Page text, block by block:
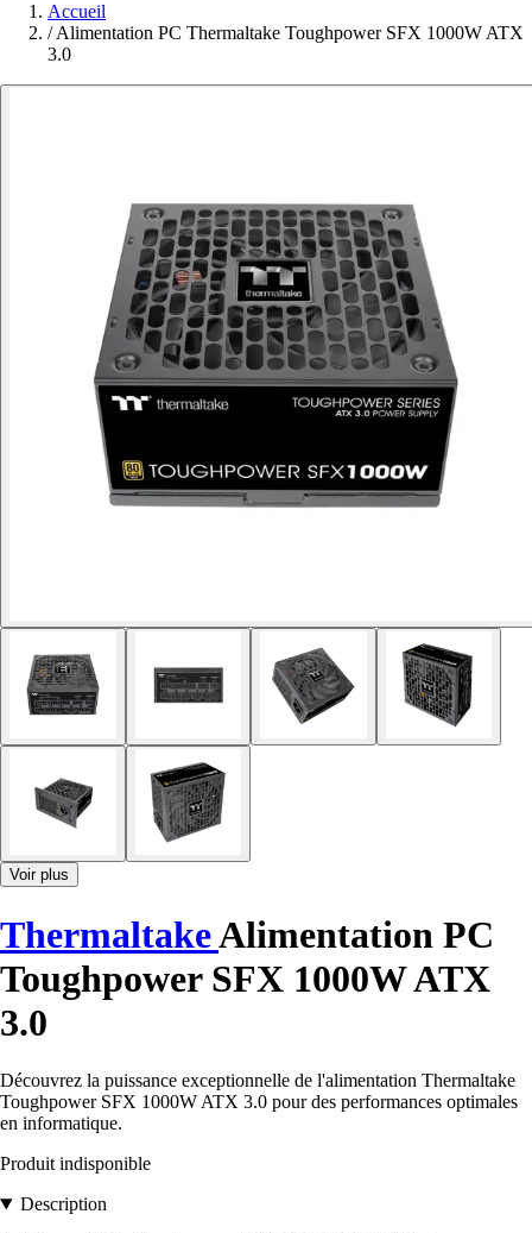
Accueil
/ Alimentation PC Thermaltake Toughpower SFX 1000W ATX
3.0
Voir plus
ThermaltakeAlimentation PC
Toughpower SFX 1000W ATX
3.0
Découvrez la puissance exceptionnelle de l'alimentation Thermaltake
Toughpower SFX 1000W ATX 3.0 pour des performances optimales
en informatique.
Produit indisponible
Description